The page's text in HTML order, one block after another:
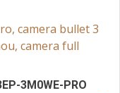
3M0WE-PRO